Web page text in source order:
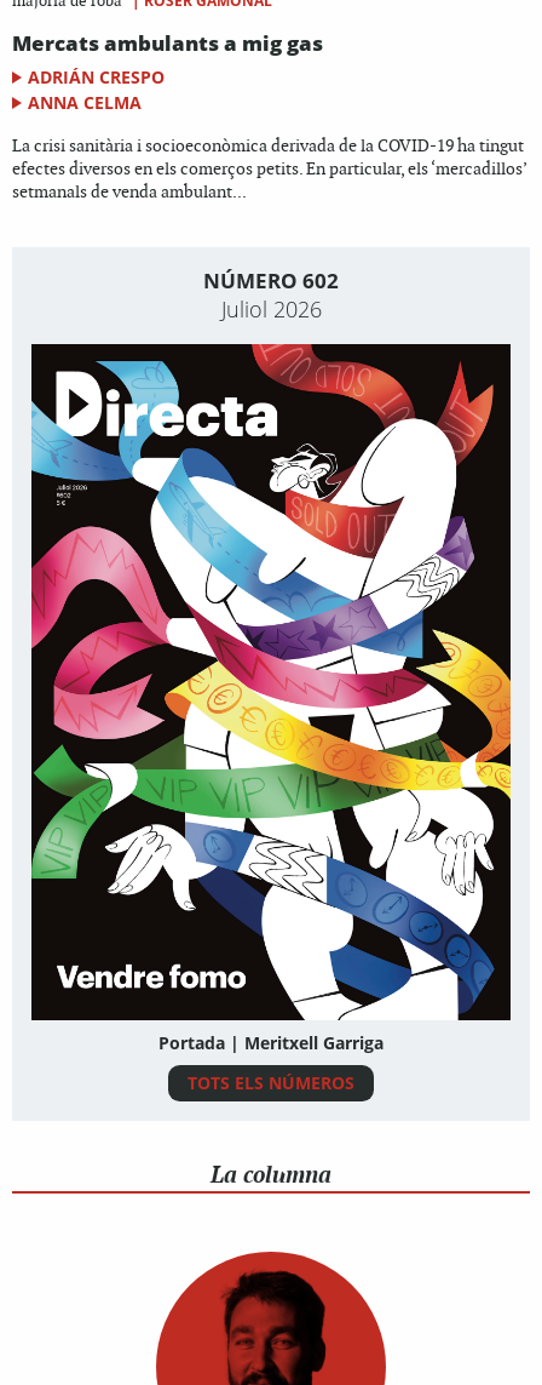
Mercats ambulants a mig gas
ADRIÁN CRESPO
ANNA CELMA
La crisi sanitària i socioeconòmica derivada de la COVID-19 ha tingut
efectes diversos en els comerços petits. En particular, els ‘mercadillos’
setmanals de venda ambulant...
NÚMERO 602
Juliol 2026
Portada | Meritxell Garriga
TOTS ELS NÚMEROS
La columna